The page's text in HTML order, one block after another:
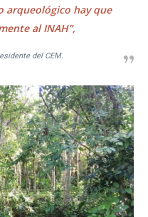
arqueológico hay que
al INAH”,
del CEM.